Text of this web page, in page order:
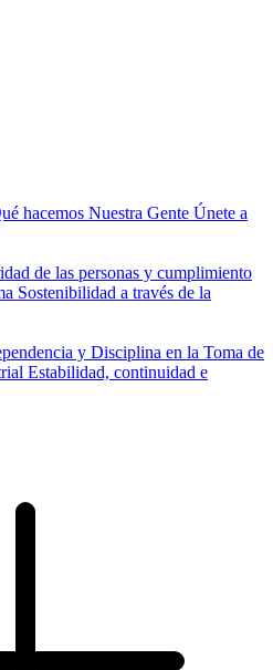
hacemos Nuestra Gente Únete a
de las personas y cumplimiento
Sostenibilidad a través de la
y Disciplina en la Toma de
Estabilidad, continuidad e